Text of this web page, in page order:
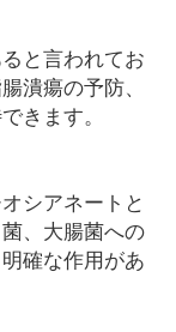
と言われてお
潰瘍の予防、
きます。
シアネートと
、大腸菌への
確な作用があ